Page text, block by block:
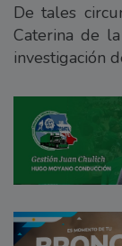
De tales
Caterina de
investigación